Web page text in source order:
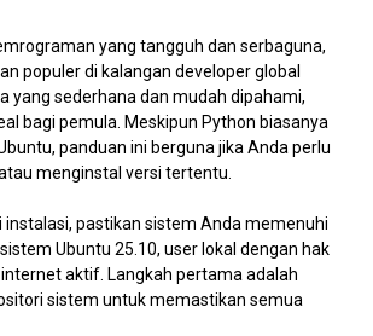
yang tangguh dan serbaguna,
populer di kalangan developer global
yang sederhana dan mudah dipahami,
bagi pemula. Meskipun Python biasanya
panduan ini berguna jika Anda perlu
menginstal versi tertentu.
pastikan sistem Anda memenuhi
Ubuntu 25.10, user lokal dengan hak
aktif. Langkah pertama adalah
sistem untuk memastikan semua